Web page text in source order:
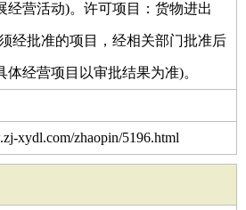
经营活动)。许可项目：货物进出
经批准的项目，经相关部门批准后
经营项目以审批结果为准)。
xydl.com/zhaopin/5196.html